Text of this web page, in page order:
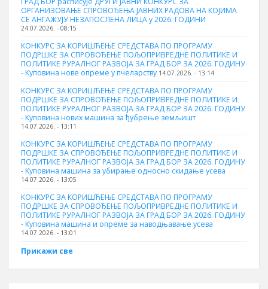
ОРГАНИЗОВАЊЕ СПРОВОЂЕЊА ЈАВНИХ РАДОВА НА КОЈИМА
СЕ АНГАЖУЈУ НЕЗАПОСЛЕНА ЛИЦА у 2026. ГОДИНИ
24.07.2026. - 08:15
КОНКУРС ЗА КОРИШЋЕЊЕ СРЕДСТАВА ПО ПРОГРАМУ
ПОДРШКЕ ЗА СПРОВОЂЕЊЕ ПОЉОПРИВРЕДНЕ ПОЛИТИКЕ И
ПОЛИТИКЕ РУРАЛНОГ РАЗВОЈА ЗА ГРАД БОР ЗА 2026. ГОДИНУ
- Куповина нове опреме у пчеларству 14.07.2026. - 13:14
КОНКУРС ЗА КОРИШЋЕЊЕ СРЕДСТАВА ПО ПРОГРАМУ
ПОДРШКЕ ЗА СПРОВОЂЕЊЕ ПОЉОПРИВРЕДНЕ ПОЛИТИКЕ И
ПОЛИТИКЕ РУРАЛНОГ РАЗВОЈА ЗА ГРАД БОР ЗА 2026. ГОДИНУ
- Куповина нових машина за ђубрење земљишт
14.07.2026. - 13:11
КОНКУРС ЗА КОРИШЋЕЊЕ СРЕДСТАВА ПО ПРОГРАМУ
ПОДРШКЕ ЗА СПРОВОЂЕЊЕ ПОЉОПРИВРЕДНЕ ПОЛИТИКЕ И
ПОЛИТИКЕ РУРАЛНОГ РАЗВОЈА ЗА ГРАД БОР ЗА 2026. ГОДИНУ
- Куповинa машина за убирање односно скидање усева
14.07.2026. - 13:05
КОНКУРС ЗА КОРИШЋЕЊЕ СРЕДСТАВА ПО ПРОГРАМУ
ПОДРШКЕ ЗА СПРОВОЂЕЊЕ ПОЉОПРИВРЕДНЕ ПОЛИТИКЕ И
ПОЛИТИКЕ РУРАЛНОГ РАЗВОЈА ЗА ГРАД БОР ЗА 2026. ГОДИНУ
- Куповина машина и опреме за наводњавање усева
14.07.2026. - 13:01
Прикажи све